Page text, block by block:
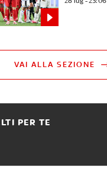
VAI ALLA SEZIONE
PER TE